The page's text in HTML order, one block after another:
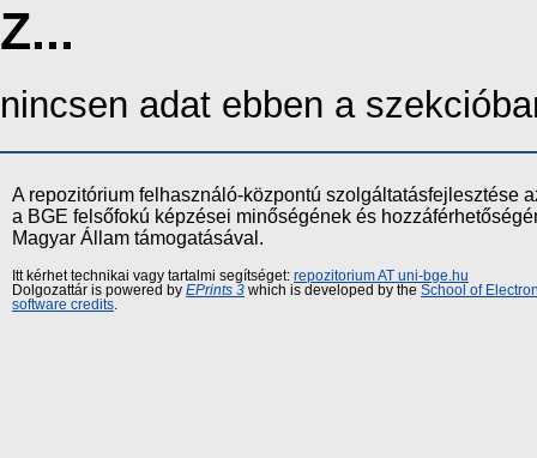
Z...
nincsen adat ebben a
A repozitórium felhasználó-központú szolgáltatásfejlesztése
a BGE felsőfokú képzései minőségének és
Magyar Állam támogatásával.
Itt kérhet technikai vagy tartalmi segítséget: repozitorium AT uni-bge.hu
Dolgozattár is powered by EPrints 3 which is developed by the School of
software credits